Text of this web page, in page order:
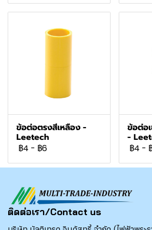
ข้อต่อตรงสีเหลือง -
Leetech
฿4 - ฿6
ข้อต่อ
-
฿4 -
ติดต่อเรา/Contact us